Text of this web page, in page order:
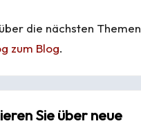
die nächsten Themen
zum Blog.
Sie über neue